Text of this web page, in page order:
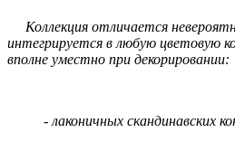
Коллекция отличается
интегрируется в любую цветовую
вполне уместно при декорировании:
- лаконичных скандинавских